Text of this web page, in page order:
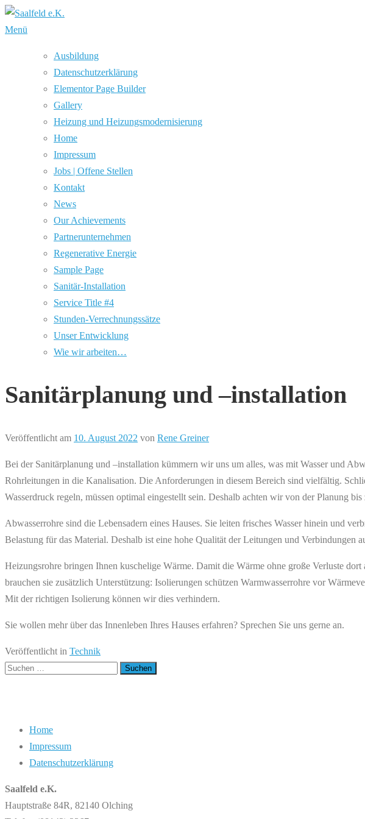
Zum
Inhalt
Menü
Ausbildung
Datenschutzerklärung
Elementor Page Builder
Gallery
Heizung und Hei­zungs­mo­der­ni­sie­rung
Home
Impressum
Jobs | Offene Stellen
Kontakt
News
Our Achievements
Partnerunternehmen
Rege­nera­tive Ener­gie
Sample Page
Sanitär-Installation
Service Title #4
Stunden-Verrechnungssätze
Unser Entwicklung
Wie wir arbeiten…
Sanitärplanung und –installation
Veröffentlicht am 10. August 2022 von Rene Greiner
Bei der Sanitärplanung und –installation kümmern wir uns um alles, was mit Wasser und
Rohrleitungen in die Kanalisation. Die Anforderungen in diesem Bereich sind vielfältig.
Wasserdruck regeln, müssen optimal eingestellt sein. Deshalb achten wir von der Planung
Abwasserrohre sind die Lebensadern eines Hauses. Sie leiten frisches Wasser hinein und
Belastung für das Material. Deshalb ist eine hohe Qualität der Leitungen und Verbindungen
Heizungsrohre bringen Ihnen kuschelige Wärme. Damit die Wärme ohne große Verluste
brauchen sie zusätzlich Unterstützung: Isolierungen schützen Warmwasserrohre vor
Mit der richtigen Isolierung können wir dies verhindern.
Sie wollen mehr über das Innenleben Ihres Hauses erfahren? Sprechen Sie uns gerne an.
Veröffentlicht in Technik
Suchen
Home
Impressum
Datenschutzerklärung
Saalfeld e.K.
Hauptstraße 84R, 82140 Olching